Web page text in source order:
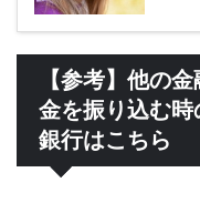
【参考】他の
金を振り込む
銀行はこちら